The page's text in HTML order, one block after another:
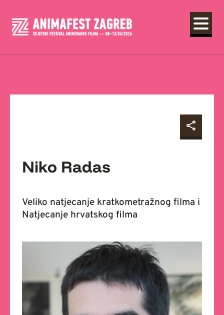
Niko Radas
Veliko natjecanje kratkometražnog filma i
Natjecanje hrvatskog filma